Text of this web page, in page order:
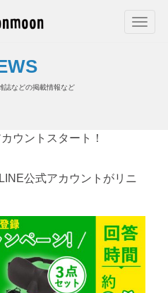
誌などの掲載情報など
ウントスタート！
公式アカウントがリニ